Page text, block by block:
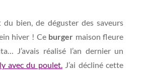
bien, de déguster des saveurs
hiver ! Ce burger maison fleure
J’avais réalisé l’an dernier un
avec du poulet.J’ai décliné cette